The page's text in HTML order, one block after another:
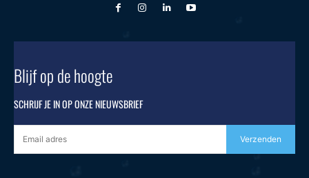
Blijf op de hoogte
SCHRIJF JE IN OP ONZE NIEUWSBRIEF
Verzenden